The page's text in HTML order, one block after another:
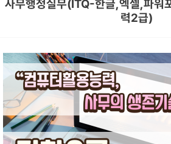
사무행정실무(ITQ-한글,엑셀,파워
력2급)